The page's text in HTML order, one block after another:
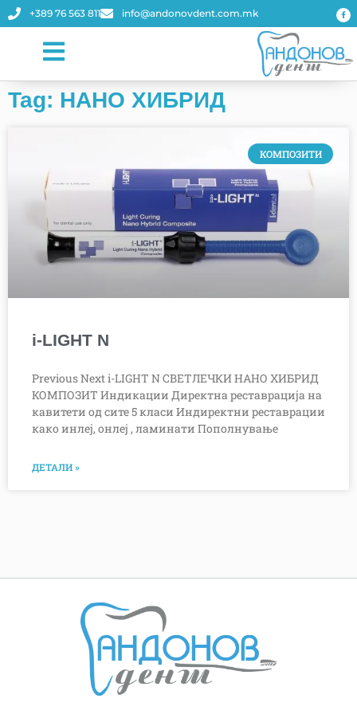
+389 76 563 811 info@andonovdent.com.mk
Tag: НАНО ХИБРИД
КОМПОЗИТИ
i-LIGHT N
Previous Next i-LIGHT N СВЕТЛЕЧКИ НАНО ХИБРИД
КОМПОЗИТ Индикации Директна реставрација на
кавитети од сите 5 класи Индиректни реставрации
како инлеј, онлеј , ламинати Пополнување
ДЕТАЛИ »